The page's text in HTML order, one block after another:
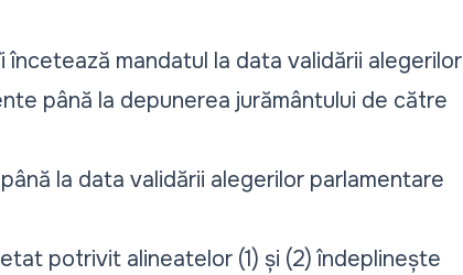
mandatul la data validării alegerilor
până la depunerea jurământului de către
la data validării alegerilor parlamentare
potrivit alineatelor (1) și (2) îndeplinește